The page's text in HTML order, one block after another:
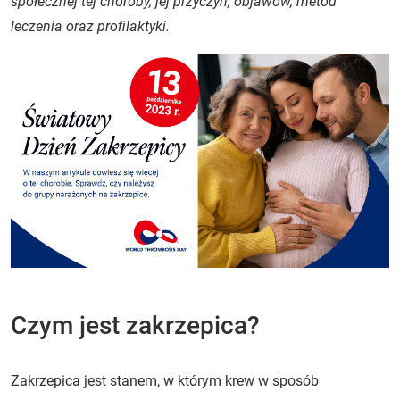
leczenia oraz profilaktyki.
Czym jest zakrzepica?
Zakrzepica jest stanem, w którym krew w sposób